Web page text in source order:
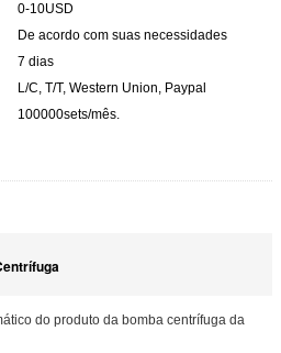
0-10USD
De acordo com suas necessidades
7 dias
L/C, T/T, Western Union, Paypal
100000sets/mês.
do produto da bomba centrífuga da